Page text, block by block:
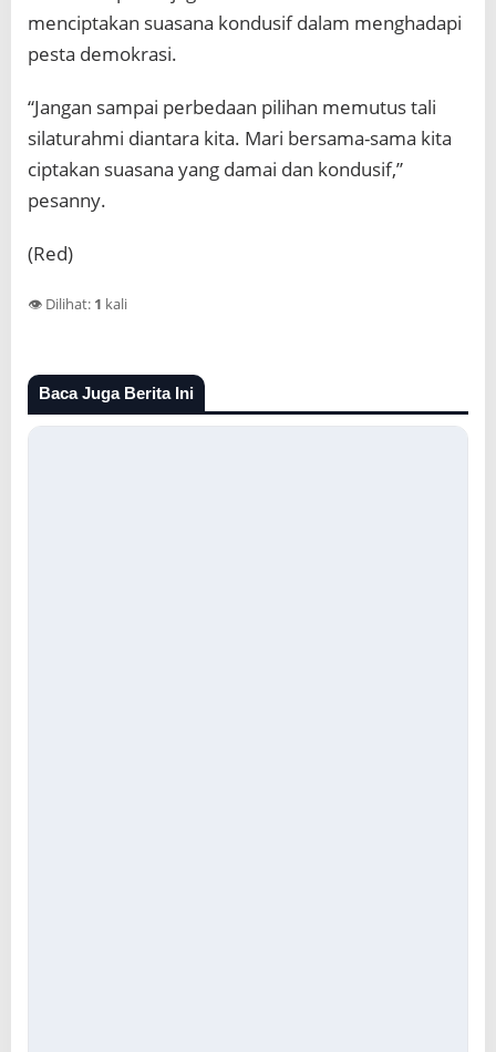
menciptakan suasana kondusif dalam menghadapi
pesta demokrasi.
“Jangan sampai perbedaan pilihan memutus tali
silaturahmi diantara kita. Mari bersama-sama kita
ciptakan suasana yang damai dan kondusif,”
pesanny.
(Red)
👁️ Dilihat: 1 kali
Baca Juga Berita Ini